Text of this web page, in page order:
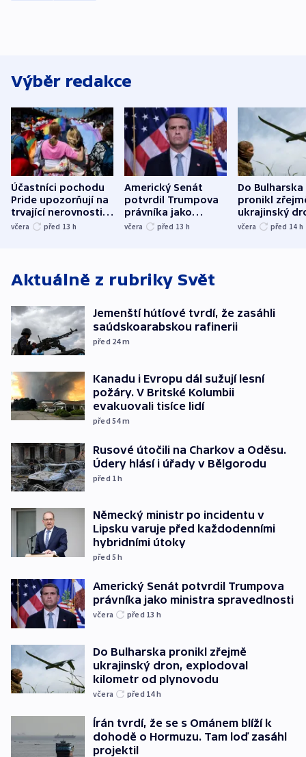
Výběr redakce
Účastníci pochodu
Pride upozorňují na
trvající nerovnosti i
společenskou
včera před 13 h
Americký Senát
potvrdil Trumpova
právníka jako
ministra
včera před 13 h
Do Bulharska
pronikl
ukrajinský
explodoval
včera před 14 h
Aktuálně z rubriky Svět
Jemenští hútíové tvrdí, že zasáhli
saúdskoarabskou rafinerii
před 24m
Kanadu i Evropu dál sužují lesní
požáry. V Britské Kolumbii
evakuovali tisíce lidí
před 54m
Rusové útočili na Charkov a Oděsu.
Údery hlásí i úřady v Bělgorodu
před 1h
Německý ministr po incidentu v
Lipsku varuje před každodenními
hybridními útoky
před 5h
Americký Senát potvrdil Trumpova
právníka jako ministra spravedlnosti
včera před 13 h
Do Bulharska pronikl zřejmě
ukrajinský dron, explodoval
kilometr od plynovodu
včera před 14h
Írán tvrdí, že se s Ománem blíží k
dohodě o Hormuzu. Tam loď zasáhl
projektil